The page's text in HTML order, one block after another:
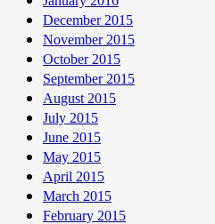
December 2015
November 2015
October 2015
September 2015
August 2015
July 2015
June 2015
May 2015
April 2015
March 2015
February 2015